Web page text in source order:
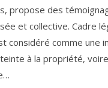
propose des
et collective. Cadre
considéré comme une
à la propriété,